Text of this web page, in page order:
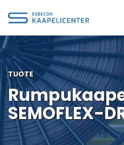
sisältöön
TUOTE
SEMOFLEX-